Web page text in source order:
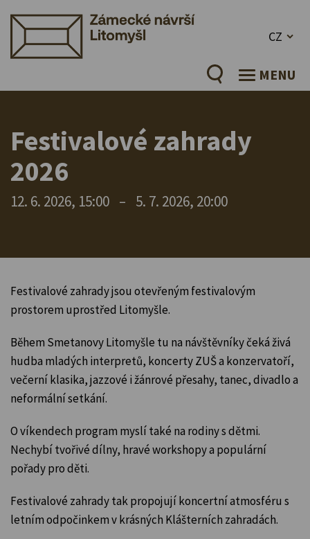
CZ
MENU
Festivalové zahrady
2026
12. 6. 2026, 15:00 – 5. 7. 2026, 20:00
Festivalové zahrady jsou otevřeným festivalovým
prostorem uprostřed Litomyšle.
Během Smetanovy Litomyšle tu na návštěvníky čeká živá
hudba mladých interpretů, koncerty ZUŠ a konzervatoří,
večerní klasika, jazzové i žánrové přesahy, tanec, divadlo a
neformální setkání.
O víkendech program myslí také na rodiny s dětmi.
Nechybí tvořivé dílny, hravé workshopy a populární
pořady pro děti.
Festivalové zahrady tak propojují koncertní atmosféru s
letním odpočinkem v krásných Klášterních zahradách.